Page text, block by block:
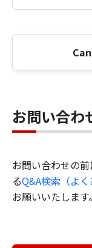
お問い合わ
お問い合わせの
るQ&A検索（よく
お願いいたします。